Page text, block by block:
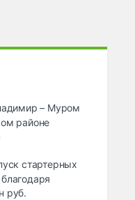
– Муром
районе
стартерных
руб.